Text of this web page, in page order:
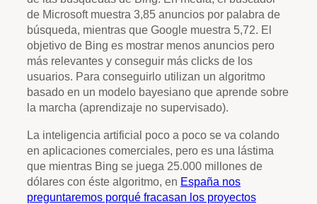
de Microsoft muestra 3,85 anuncios por palabra de
búsqueda, mientras que Google muestra 5,72. El
objetivo de Bing es mostrar menos anuncios pero
más relevantes y conseguir más clicks de los
usuarios. Para conseguirlo utilizan un algoritmo
basado en un modelo bayesiano que aprende sobre
la marcha (aprendizaje no supervisado).
La inteligencia artificial poco a poco se va colando
en aplicaciones comerciales, pero es una lástima
que mientras Bing se juega 25.000 millones de
dólares con éste algoritmo, en España nos
preguntaremos porqué fracasan los proyectos